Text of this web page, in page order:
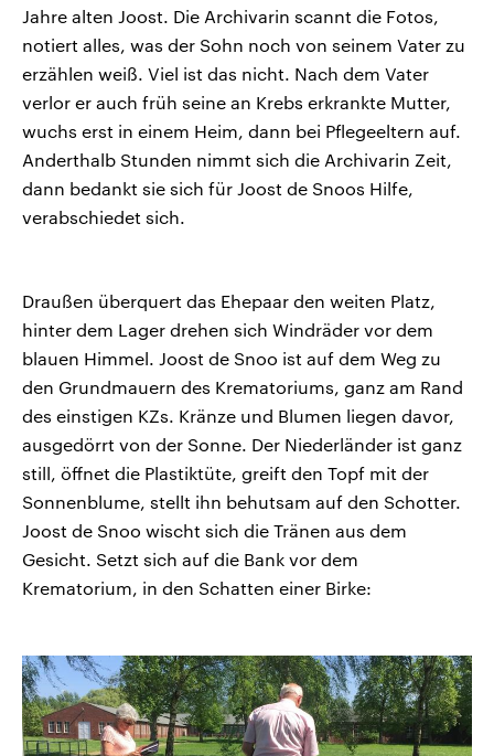
Jahre alten Joost. Die Archivarin scannt die Fotos,
notiert alles, was der Sohn noch von seinem Vater zu
erzählen weiß. Viel ist das nicht. Nach dem Vater
verlor er auch früh seine an Krebs erkrankte Mutter,
wuchs erst in einem Heim, dann bei Pflegeeltern auf.
Anderthalb Stunden nimmt sich die Archivarin Zeit,
dann bedankt sie sich für Joost de Snoos Hilfe,
verabschiedet sich.
Draußen überquert das Ehepaar den weiten Platz,
hinter dem Lager drehen sich Windräder vor dem
blauen Himmel. Joost de Snoo ist auf dem Weg zu
den Grundmauern des Krematoriums, ganz am Rand
des einstigen KZs. Kränze und Blumen liegen davor,
ausgedörrt von der Sonne. Der Niederländer ist ganz
still, öffnet die Plastiktüte, greift den Topf mit der
Sonnenblume, stellt ihn behutsam auf den Schotter.
Joost de Snoo wischt sich die Tränen aus dem
Gesicht. Setzt sich auf die Bank vor dem
Krematorium, in den Schatten einer Birke: